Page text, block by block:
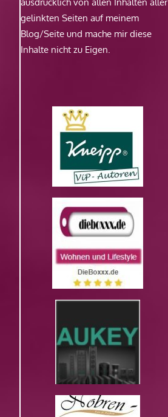
gelinkten Seiten auf meinem
Blog/Seite und mache mir diese
Inhalte nicht zu Eigen.